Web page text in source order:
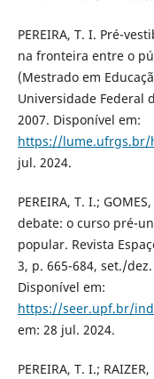
PEREIRA, T. I. Pré-
na fronteira entre o
(Mestrado em
Universidade Federal
2007. Disponível em:
https://lume.ufrgs.br/
jul. 2024.
PEREIRA, T. I.;
debate: o curso pré-
popular. Revista
3, p. 665-684, set./
Disponível em:
https://seer.upf.br/
em: 28 jul. 2024.
PEREIRA, T. I.;